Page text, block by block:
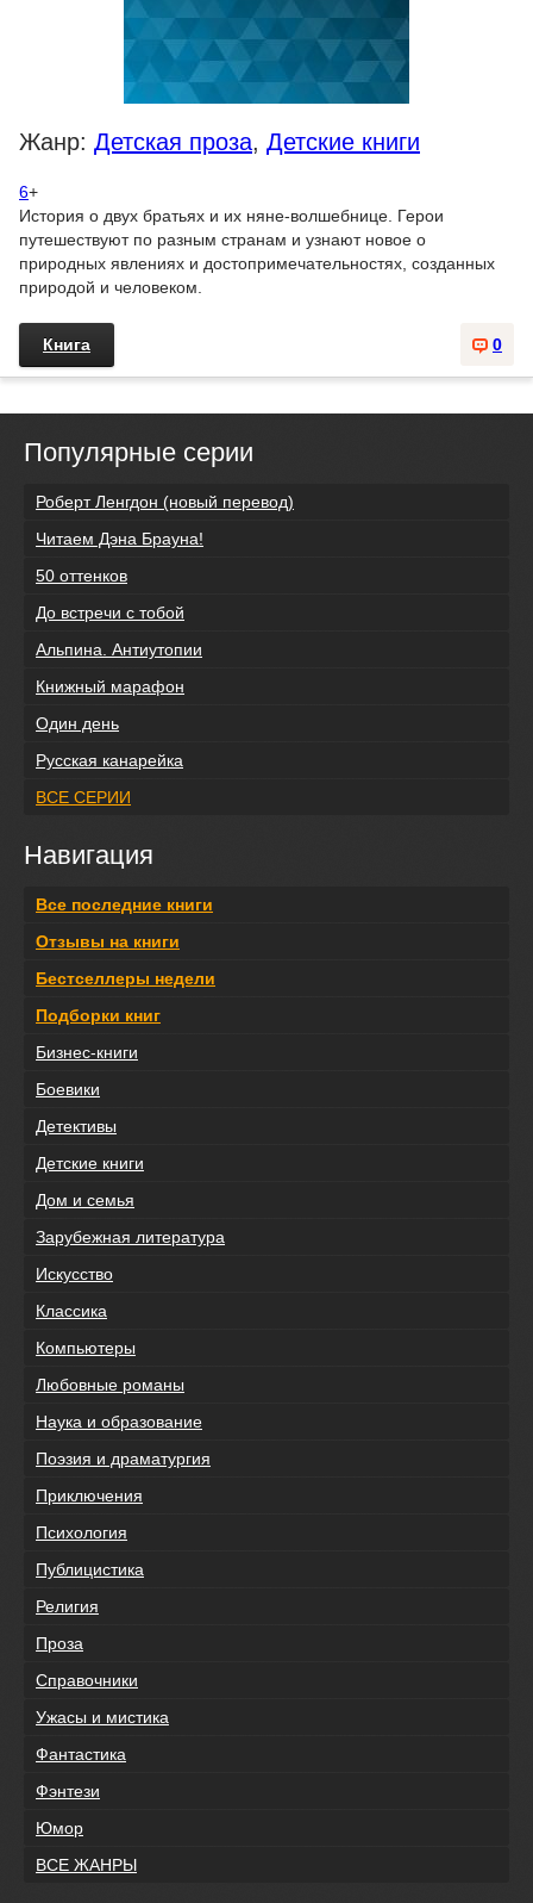
Жанр: Детская проза, Детские книги
6+
История о двух братьях и их няне-волшебнице. Герои
путешествуют по разным странам и узнают новое о
природных явлениях и достопримечательностях, созданных
природой и человеком.
0
Книга
Популярные серии
Роберт Ленгдон (новый перевод)
Читаем Дэна Брауна!
50 оттенков
До встречи с тобой
Альпина. Антиутопии
Книжный марафон
Один день
Русская канарейка
ВСЕ СЕРИИ
Навигация
Все последние книги
Отзывы на книги
Бестселлеры недели
Подборки книг
Бизнес-книги
Боевики
Детективы
Детские книги
Дом и семья
Зарубежная литература
Искусство
Классика
Компьютеры
Любовные романы
Наука и образование
Поэзия и драматургия
Приключения
Психология
Публицистика
Религия
Проза
Справочники
Ужасы и мистика
Фантастика
Фэнтези
Юмор
ВСЕ ЖАНРЫ